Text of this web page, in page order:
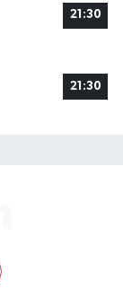
21:30
21:30